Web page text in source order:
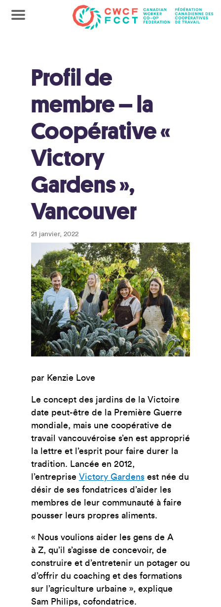
Profil de
membre – la
Coopérative «
Victory
Gardens »,
Vancouver
21 janvier, 2022
par Kenzie Love
Le concept des jardins de la Victoire
date peut-être de la Première Guerre
mondiale, mais une coopérative de
travail vancouvéroise s’en est approprié
la lettre et l’esprit pour faire durer la
tradition. Lancée en 2012,
l’entreprise Victory Gardensest née du
désir de ses fondatrices d’aider les
membres de leur communauté à faire
pousser leurs propres aliments.
« Nous voulions aider les gens de A
à Z, qu’il s’agisse de concevoir, de
construire et d’entretenir un potager ou
d’offrir du coaching et des formations
sur l’agriculture urbaine », explique
Sam Philips, cofondatrice.